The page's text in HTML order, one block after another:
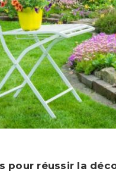
pour réussir la